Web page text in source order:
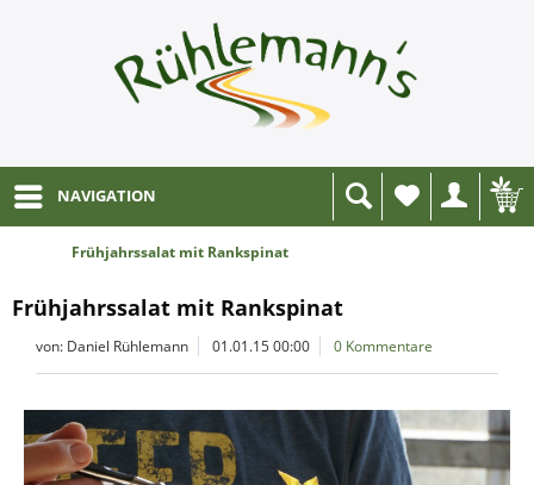
NAVIGATION
Wunschliste
Frühjahrssalat mit Rankspinat
Frühjahrssalat mit Rankspinat
von: Daniel Rühlemann 01.01.15 00:00 0 Kommentare